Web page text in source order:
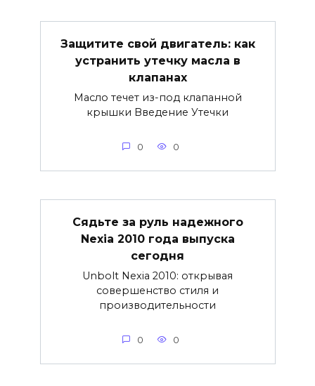
Защитите свой двигатель: как
устранить утечку масла в
клапанах
Масло течет из-под клапанной
крышки Введение Утечки
0 0
Сядьте за руль надежного
Nexia 2010 года выпуска
сегодня
Unbolt Nexia 2010: открывая
совершенство стиля и
производительности
0 0